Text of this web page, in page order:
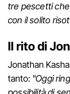
tre pescetti
con il solito
Il rito di
Jonathan
tanto: "Oggi